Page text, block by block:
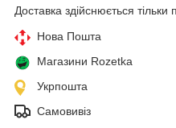
Доставка здійснюється тільки
Нова Пошта
Магазини Rozetka
Укрпошта
Самовивіз